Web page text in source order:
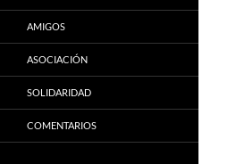
AMIGOS
ASOCIACIÓN
SOLIDARIDAD
COMENTARIOS